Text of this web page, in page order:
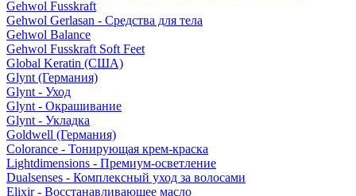
Gehwol Fusskraft
Gehwol Gerlasan - Средства для тела
Gehwol Balance
Gehwol Fusskraft Soft Feet
Global Keratin (США)
Glynt (Германия)
Glynt - Уход
Glynt - Окрашивание
Glynt - Укладка
Goldwell (Германия)
Colorance - Тонирующая крем-краска
Lightdimensions - Премиум-осветление
Dualsenses - Комплексный уход за волосами
Elixir - Восстанавливающее масло